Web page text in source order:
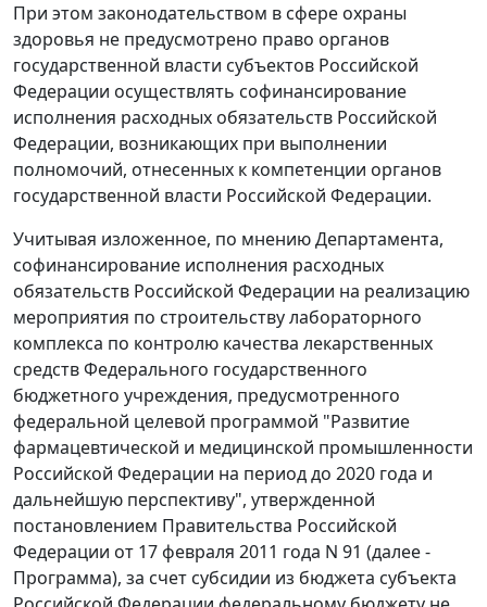
При этом законодательством в сфере охраны
здоровья не предусмотрено право органов
государственной власти субъектов Российской
Федерации осуществлять софинансирование
исполнения расходных обязательств Российской
Федерации, возникающих при выполнении
полномочий, отнесенных к компетенции органов
государственной власти Российской Федерации.
Учитывая изложенное, по мнению Департамента,
софинансирование исполнения расходных
обязательств Российской Федерации на реализацию
мероприятия по строительству лабораторного
комплекса по контролю качества лекарственных
средств Федерального государственного
бюджетного учреждения, предусмотренного
федеральной целевой программой "Развитие
фармацевтической и медицинской промышленности
Российской Федерации на период до 2020 года и
дальнейшую перспективу", утвержденной
постановлением Правительства Российской
Федерации от 17 февраля 2011 года N 91 (далее -
Программа), за счет субсидии из бюджета субъекта